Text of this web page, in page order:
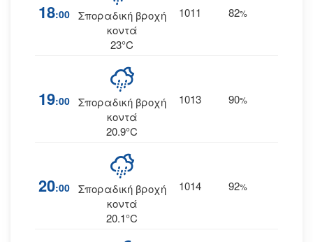
18:00 Σποραδική βροχή
κοντά
23°C
1011 82%
19:00 Σποραδική βροχή
κοντά
20.9°C
1013 90%
20:00 Σποραδική βροχή
κοντά
20.1°C
1014 92%